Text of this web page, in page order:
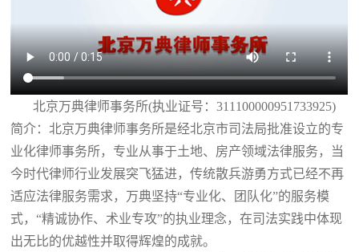
北京万典律师事务所(执业证号：311100000951733925)
简介：北京万典律师事务所是经北京市司法局批准设立的专
业化律师事务所，专业从事于土地、房产领域法律服务，当
今时代律师行业发展突飞猛进，传统散兵游勇方式已经不再
适应法律服务需求，万典坚持“专业化、团队化”的服务模
式，“精诚协作、术业专攻”的执业理念，在司法实践中体现
出无比的优越性并取得辉煌的成就。